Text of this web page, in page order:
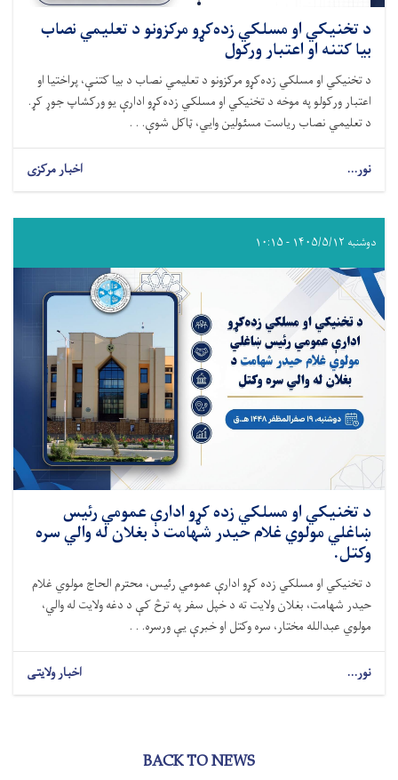
د تخنیکي او مسلکي زده‌کړو مرکزونو د تعلیمي نصاب
بیا کتنه او اعتبار ورکول
د تخنیکي او مسلکي زده‌کړو مرکزونو د تعلیمي نصاب د بیا کتنې، پراختیا او
اعتبار ورکولو په موخه د تخنیکي او مسلکي زده‌کړو ادارې یو ورکشاپ جوړ کړ.
د تعلیمي نصاب ریاست مسئولین وایي، ټاکل شوې. . .
نور... اخبار مرکزی
دوشنبه ۱۴۰۵/۵/۱۲ - ۱۰:۱۵
د تخنيکي او مسلکي زده کړو ادارې عمومي رئیس
ښاغلي مولوي غلام حیدر شهامت د بغلان له والي سره
وکتل.
د تخنیکي او مسلکي زده کړو ادارې عمومي رئیس، محترم الحاج مولوي غلام
حیدر شهامت، بغلان ولایت ته د خپل سفر په ترڅ کې د دغه ولایت له والي،
مولوي عبدالله مختار، سره وکتل او خبرې یې ورسره. . .
نور... اخبار ولایتی
BACK TO NEWS